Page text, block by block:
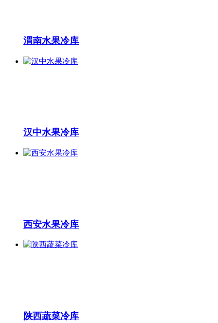
渭南水果冷库
汉中水果冷库
西安水果冷库
陕西蔬菜冷库